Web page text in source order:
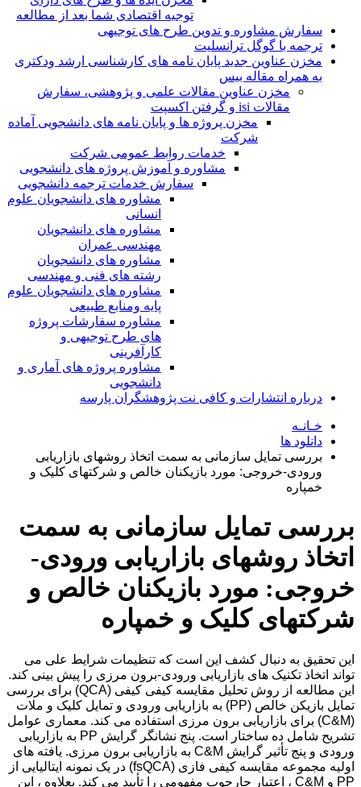
توجیه اقتصادی شما بعد از مطالعه
سفارش مشاوره و تدوین طرح های توجیهی
ترجمه با گوگل ترانسلیت
مخزن عناوین جدید پایان نامه های کارشناسی ارشد ودکتری
به همراه مقاله بیس
مخزن عناوین مقالات علمی و پژوهشی، سفارش
مقالات isi و گرفتن اکسپت
مخزن پروژه ها و پایان نامه های دانشجویی آماده
شرکت
خدمات روابط عمومی شرکت
مشاوره و آموزش پروژه های دانشجویی
سفارش خدمات ترجمه دانشجویی
مشاوره های دانشجویان علوم
انسانی
مشاوره های دانشجویان
مهندسی عمران
مشاوره های دانشجویان
رشته های فنی و مهندسی
مشاوره های دانشجویان علوم
پایه ومنابع طبیعی
مشاوره سفارشات پروژه
های طرح توجیهی و
کارآفرینی
مشاوره پروژه های آماری و
دانشجویی
درباره انتشارات و کافی نت پژوهشگران پارسه
خـانـه
دانلود ها
بررسی تمایل سازمانی به سمت اتخاذ روشهای بازاریابی
ورودی-خروجی: مورد بازیکنان خالص و شرکتهای کلیک و
خمپاره
بررسی تمایل سازمانی به سمت
اتخاذ روشهای بازاریابی ورودی-
خروجی: مورد بازیکنان خالص و
شرکتهای کلیک و خمپاره
این تحقیق به دنبال کشف این است که تنظیمات شرایط علی می
تواند اتخاذ تکنیک های بازاریابی ورودی-برون مرزی را پیش بینی کند.
این مطالعه از روش تحلیل مقایسه کیفی کیفی (QCA) برای بررسی
تمایل بازیکن خالص (PP) به بازاریابی ورودی و تمایل کلیک و ملات
(C&M) برای بازاریابی برون مرزی استفاده می کند. معماری عوامل
تشریح شامل ده ساختار است. پنج نشانگر گرایش PP به بازاریابی
ورودی و پنج تأثیر گرایش C&M به بازاریابی برون مرزی. یافته های
اولیه مجموعه مقایسه کیفی فازی (fsQCA) در یک نمونه ایتالیایی از
PP و C&M ، اعتبار چارچوب مفهومی را تأیید می کند. بعلاوه ، این